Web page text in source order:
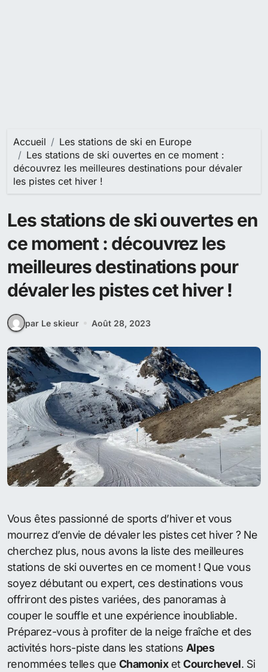
Accueil
Les stations de ski en Europe
Les stations de ski ouvertes en ce moment :
découvrez les meilleures destinations pour dévaler
les pistes cet hiver !
Les stations de ski ouvertes en
ce moment : découvrez les
meilleures destinations pour
dévaler les pistes cet hiver !
par Le skieur Août 28, 2023
Vous êtes passionné de sports d’hiver et vous
mourrez d’envie de dévaler les pistes cet hiver ? Ne
cherchez plus, nous avons la liste des meilleures
stations de ski ouvertes en ce moment ! Que vous
soyez débutant ou expert, ces destinations vous
offriront des pistes variées, des panoramas à
couper le souffle et une expérience inoubliable.
Préparez-vous à profiter de la neige fraîche et des
activités hors-piste dans les stations Alpes
renommées telles que ChamonixetCourchevel. Si